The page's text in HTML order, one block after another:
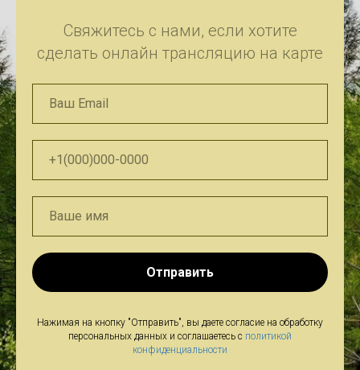
Свяжитесь с нами, если хотите
сделать онлайн трансляцию на карте
Отправить
Нажимая на кнопку "Отправить", вы даете согласие на обработку
персональных данных и соглашаетесь c политикой
конфиденциальности